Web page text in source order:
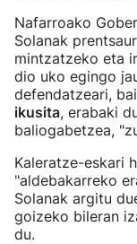
Nafarroako
Solanak
mintzatzeko eta
dio uko egingo
defendatzeari,
ikusita, erabaki
baliogabetzea,
Kaleratze-eskari
"aldebakarreko
Solanak argitu
goizeko bileran
du.